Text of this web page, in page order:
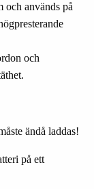
och används på
och
ändå laddas!
på ett